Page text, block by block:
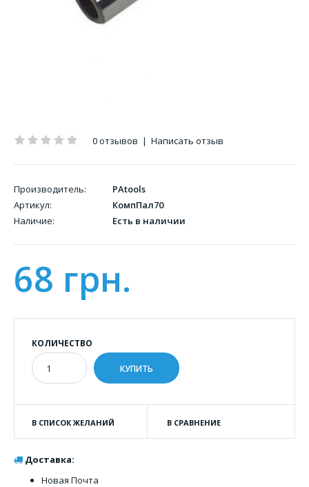
0 отзывов | Написать отзыв
Производитель:
PAtools
Артикул:
КомпПал70
Наличие:
Есть в наличии
68 грн.
КОЛИЧЕСТВО
В СПИСОК ЖЕЛАНИЙ В СРАВНЕНИЕ
Доставка:
Новая Почта